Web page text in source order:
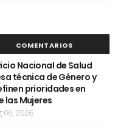
COMENTARIOS
Nacional de Salud
técnica de Género y
prioridades en
las Mujeres
06, 2026